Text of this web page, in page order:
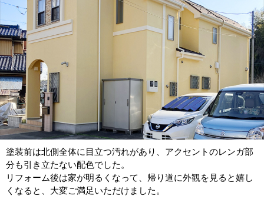
塗装前は北側全体に目立つ汚れがあり、アクセントのレンガ部
分も引き立たない配色でした。
リフォーム後は家が明るくなって、帰り道に外観を見ると嬉し
くなると、大変ご満足いただけました。